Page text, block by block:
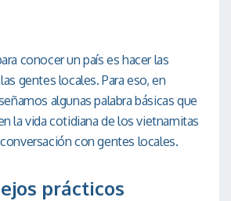
conocer un país es hacer las
gentes locales. Para eso, en
algunas palabra básicas que
la vida cotidiana de los vietnamitas
con gentes locales.
prácticos